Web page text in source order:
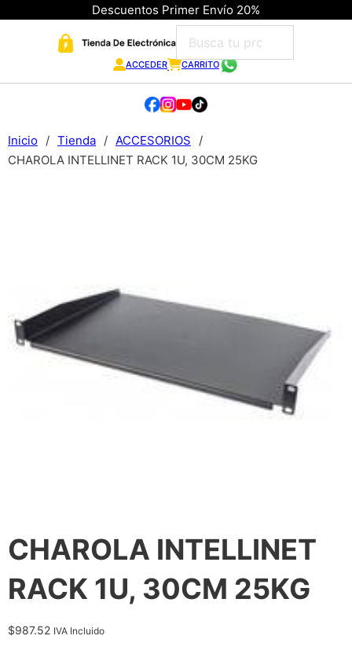
Descuentos Primer Envío 20%
ACCEDER CARRITO
Inicio / Tienda / ACCESORIOS
/
CHAROLA INTELLINET RACK 1U, 30CM 25KG
CHAROLA INTELLINET
RACK 1U, 30CM 25KG
$987.52 IVA Incluido